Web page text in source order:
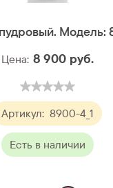
Модель:
Артикул: 8900-4_1
Есть в наличии
Цена: 8 900 руб.